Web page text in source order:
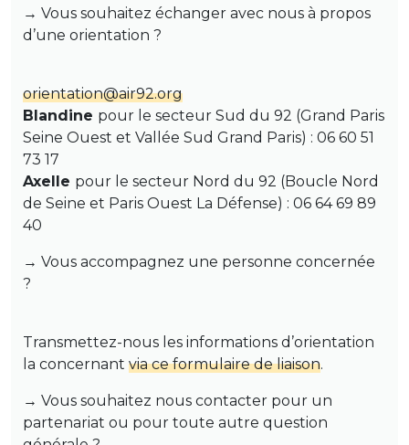
→ Vous souhaitez échanger avec nous à propos
d’une orientation ?
orientation@air92.org
Blandine pour le secteur Sud du 92 (Grand Paris
Seine Ouest et Vallée Sud Grand Paris) : 06 60 51
73 17
Axelle pour le secteur Nord du 92 (Boucle Nord
de Seine et Paris Ouest La Défense) : 06 64 69 89
40
→ Vous accompagnez une personne concernée
?
Transmettez-nous les informations d’orientation
la concernant via ce formulaire de liaison.
→ Vous souhaitez nous contacter pour un
partenariat ou pour toute autre question